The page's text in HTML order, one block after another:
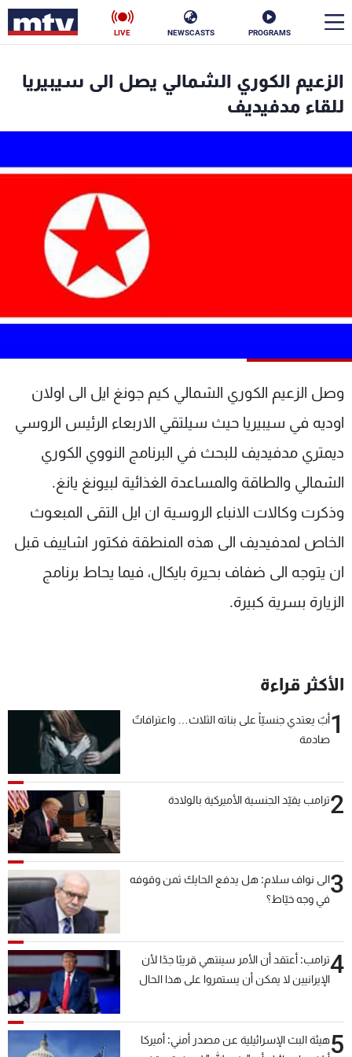
PROGRAMS
NEWSCASTS
LIVE
الزعيم الكوري الشمالي يصل الى سيبيريا
للقاء مدفيديف
وصل الزعيم الكوري الشمالي كيم جونغ ايل الى اولان
اوديه في سيبيريا حيث سيلتقي الاربعاء الرئيس الروسي
ديمتري مدفيديف للبحث في البرنامج النووي الكوري
الشمالي والطاقة والمساعدة الغذائية لبيونغ يانغ.
وذكرت وكالات الانباء الروسية ان ايل التقى المبعوث
الخاص لمدفيديف الى هذه المنطقة فكتور اشاييف قبل
ان يتوجه الى ضفاف بحيرة بايكال، فيما يحاط برنامج
الزيارة بسرية كبيرة.
الأكثر قراءة
1أبٌ يعتدي جنسيّاً على بناته الثلاث… واعترافاتٌ
صادمة
2ترامب يقيّد الجنسية الأميركية بالولادة
3الى نواف سلام: هل يدفع الحايك ثمن وقوفه
في وجه خيّاط؟
4ترامب: أعتقد أن الأمر سينتهي قريبًا جدًا لأن
الإيرانيين لا يمكن أن يستمروا على هذا الحال
5هيئة البث الإسرائيلية عن مصدر أمني: أميركا
الأخبار
رياضة
البرامج
الترددات
الإنـتـاج
لاعلاناتكم
تواصل معنا
شروط الإسـتخدام
سياسة الخصوصية